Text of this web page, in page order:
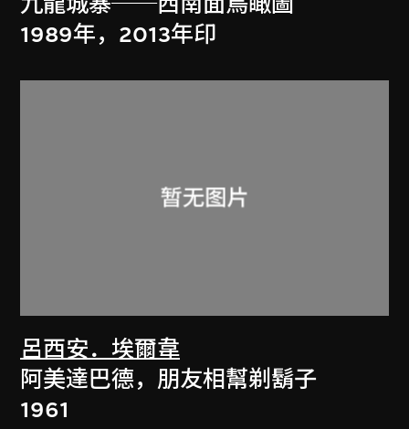
1989年，2013年印
呂西安．埃爾韋
阿美達巴德，朋友相幫剃鬍子
1961